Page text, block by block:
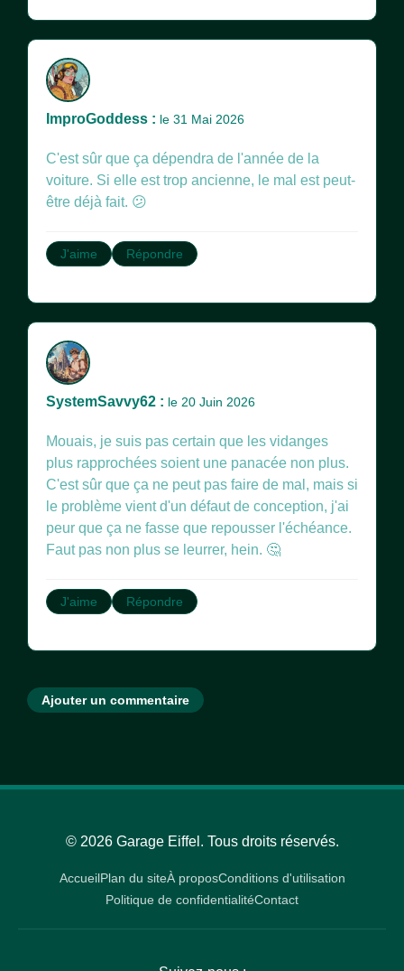
ImproGoddess : le 31 Mai 2026
C'est sûr que ça dépendra de l'année de la
voiture. Si elle est trop ancienne, le mal est peut-
être déjà fait. 😕
J'aime Répondre
SystemSavvy62 : le 20 Juin 2026
Mouais, je suis pas certain que les vidanges
plus rapprochées soient une panacée non plus.
C'est sûr que ça ne peut pas faire de mal, mais si
le problème vient d'un défaut de conception, j'ai
peur que ça ne fasse que repousser l'échéance.
Faut pas non plus se leurrer, hein. 🤔
J'aime Répondre
Ajouter un commentaire
© 2026 Garage Eiffel. Tous droits réservés.
AccueilPlan du siteÀ proposConditions d'utilisation
Politique de confidentialitéContact